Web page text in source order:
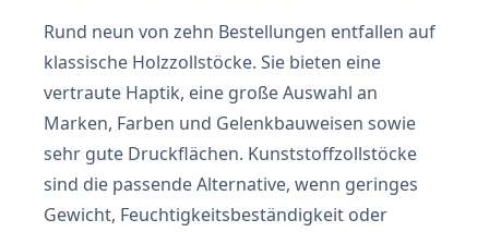
Rund neun von zehn Bestellungen entfallen auf
klassische Holzzollstöcke. Sie bieten eine
vertraute Haptik, eine große Auswahl an
Marken, Farben und Gelenkbauweisen sowie
sehr gute Druckflächen. Kunststoffzollstöcke
sind die passende Alternative, wenn geringes
Gewicht, Feuchtigkeitsbeständigkeit oder